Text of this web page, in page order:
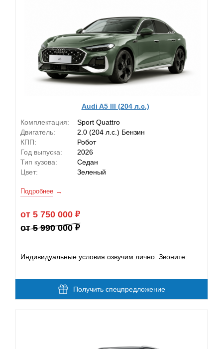
Audi A5 III (204 л.с.)
Комплектация:
Sport Quattro
Двигатель:
2.0 (204 л.с.) Бензин
КПП:
Робот
Год выпуска:
2026
Тип кузова:
Седан
Цвет:
Зеленый
Подробнее
от 5 750 000
от 5 990 000
Индивидуальные условия озвучим лично. Звоните:
Получить спецпредложение